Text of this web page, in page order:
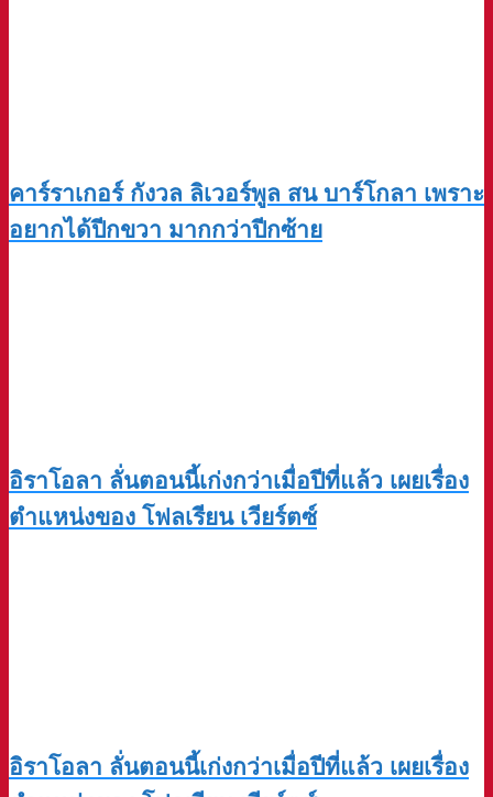
คาร์ราเกอร์ กังวล ลิเวอร์พูล สน บาร์โกลา เพราะ
อยากได้ปีกขวา มากกว่าปีกซ้าย
อิราโอลา ลั่นตอนนี้เก่งกว่าเมื่อปีที่แล้ว เผยเรื่อง
ตำแหน่งของ โฟลเรียน เวียร์ตซ์
อิราโอลา ลั่นตอนนี้เก่งกว่าเมื่อปีที่แล้ว เผยเรื่อง